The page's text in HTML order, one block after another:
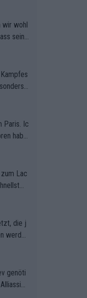
wir wohl
seine
ü
Paris. Ic
habe
Lac
die j
werde
genöti